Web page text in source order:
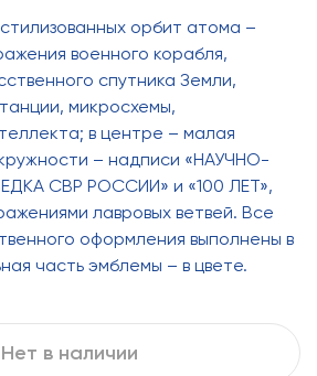
орбит атома –
военного корабля,
спутника Земли,
микросхемы,
в центре – малая
– надписи «НАУЧНО-
СВР РОССИИ» и «100 ЛЕТ»,
лавровых ветвей. Все
оформления выполнены в
часть эмблемы – в цвете.
Нет в наличии